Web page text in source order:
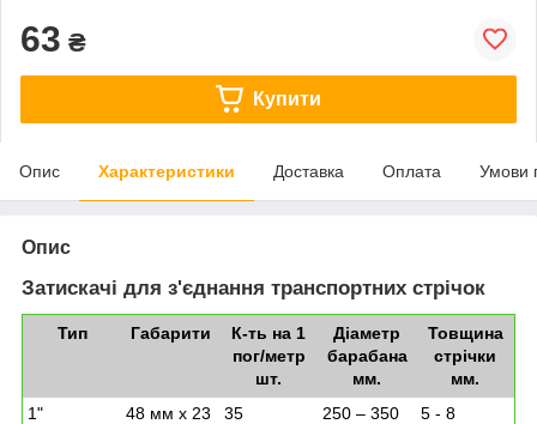
63 ₴
Купити
Опис Характеристики Доставка Оплата Умови
Опис
Затискачі для з'єднання транспортних стрічок
Тип Габарити
К-ть на 1
пог/метр
шт.
Діаметр
барабана
мм.
Товщина
стрічки
мм.
1"
48 мм х 23
35 250 – 350 5 - 8